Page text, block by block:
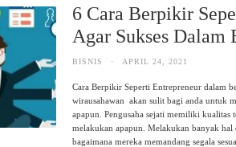
6 Cara Berpikir
Agar Sukses Dalam
BISNIS · APRIL 24, 2021
Cara Berpikir Seperti Entrepreneur dalam
wirausahawan akan sulit bagi anda untuk
apapun. Pengusaha sejati memiliki kualitas
melakukan apapun. Melakukan banyak
bagaimana mereka memandang segala